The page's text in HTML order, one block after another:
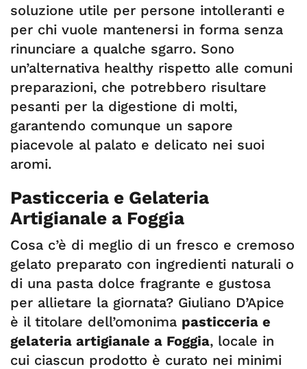
soluzione utile per persone intolleranti e
per chi vuole mantenersi in forma senza
rinunciare a qualche sgarro. Sono
un’alternativa healthy rispetto alle comuni
preparazioni, che potrebbero risultare
pesanti per la digestione di molti,
garantendo comunque un sapore
piacevole al palato e delicato nei suoi
aromi.
Pasticceria e Gelateria
Artigianale a Foggia
Cosa c’è di meglio di un fresco e cremoso
gelato preparato con ingredienti naturali o
di una pasta dolce fragrante e gustosa
per allietare la giornata? Giuliano D’Apice
è il titolare dell’omonima pasticceria e
gelateria artigianale a Foggia, locale in
cui ciascun prodotto è curato nei minimi